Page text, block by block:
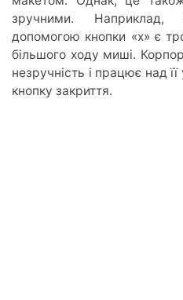
зручними. Наприклад,
допомогою кнопки «x» є
більшого ходу миші.
незручність і працює над
кнопку закриття.